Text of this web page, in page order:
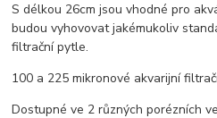
S délkou 26cm jsou vhodné pro
budou vyhovovat jakémukoliv
filtrační pytle.
100 a 225 mikronové akvarijní
Dostupné ve 2 různých porézních